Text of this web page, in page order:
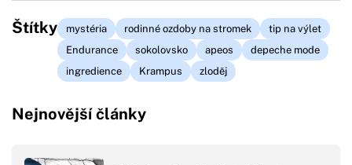
Štítky mystéria rodinné ozdoby na stromek
tip na výlet
Endurance
sokolovsko apeos
depeche mode
ingredience
Krampus zloděj
Nejnovější články